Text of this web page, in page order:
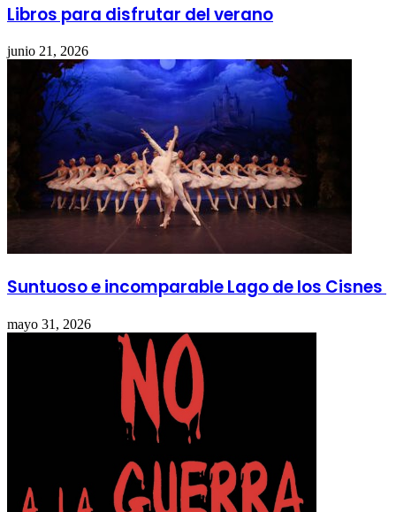
Libros para disfrutar del verano
junio 21, 2026
Suntuoso e incomparable Lago de los Cisnes
mayo 31, 2026